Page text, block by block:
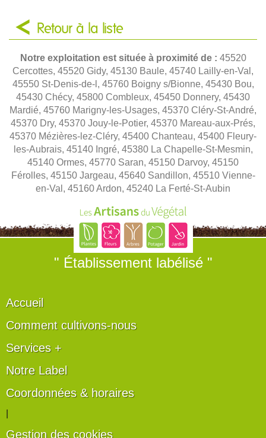
Retour à la liste
Notre exploitation est située à proximité de : 45520
Cercottes, 45520 Gidy, 45130 Baule, 45740 Lailly-en-Val,
45550 St-Denis-de-l, 45760 Boigny s/Bionne, 45430 Bou,
45430 Chécy, 45800 Combleux, 45450 Donnery, 45430
Mardié, 45760 Marigny-les-Usages, 45370 Cléry-St-André,
45370 Dry, 45370 Jouy-le-Potier, 45370 Mareau-aux-Prés,
45370 Mézières-lez-Cléry, 45400 Chanteau, 45400 Fleury-
les-Aubrais, 45140 Ingré, 45380 La Chapelle-St-Mesmin,
45140 Ormes, 45770 Saran, 45150 Darvoy, 45150
Férolles, 45150 Jargeau, 45640 Sandillon, 45510 Vienne-
en-Val, 45160 Ardon, 45240 La Ferté-St-Aubin
" Établissement labélisé "
Accueil
Comment cultivons-nous
Services +
Notre Label
Coordonnées & horaires
Gestion des cookies